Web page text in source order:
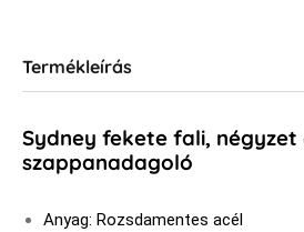
Termékleírás
Sydney fekete fali, négyzet
szappanadagoló
Anyag: Rozsdamentes acél